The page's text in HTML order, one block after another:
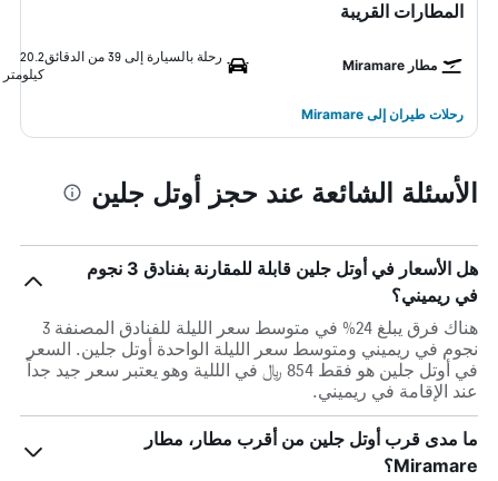
المطارات القريبة
مطار Miramare
رحلة بالسيارة إلى 39 من الدقائق
20.2
كيلومتر
رحلات طيران إلى Miramare
الأسئلة الشائعة عند حجز أوتل جلين
هل الأسعار في أوتل جلين قابلة للمقارنة بفنادق 3 نجوم
في ريميني؟
هناك فرق يبلغ 24% في متوسط ​​سعر الليلة للفنادق المصنفة 3
نجوم في ريميني ومتوسط ​​سعر الليلة الواحدة أوتل جلين. السعر
في أوتل جلين هو فقط 854 ﷼ في الللية وهو يعتبر سعر جيد جداً
عند الإقامة في ريميني.
ما مدى قرب أوتل جلين من أقرب مطار، مطار
Miramare؟